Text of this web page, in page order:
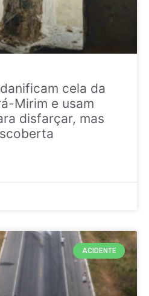
cela da
Mirim e usam
disfarçar, mas
ACIDENTE